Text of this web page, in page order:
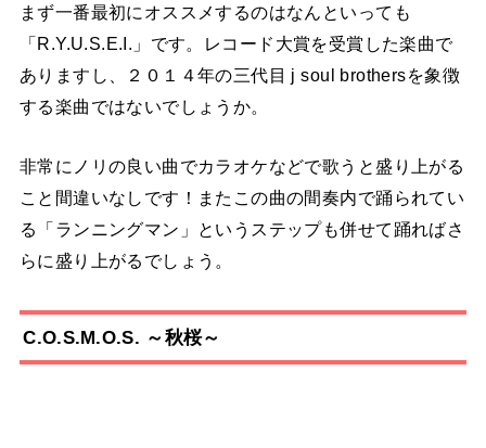
まず一番最初にオススメするのはなんといっても
「R.Y.U.S.E.I.」です。レコード大賞を受賞した楽曲で
ありますし、２０１４年の三代目 j soul brothersを象徴
する楽曲ではないでしょうか。
非常にノリの良い曲でカラオケなどで歌うと盛り上がる
こと間違いなしです！またこの曲の間奏内で踊られてい
る「ランニングマン」というステップも併せて踊ればさ
らに盛り上がるでしょう。
C.O.S.M.O.S. ～秋桜～